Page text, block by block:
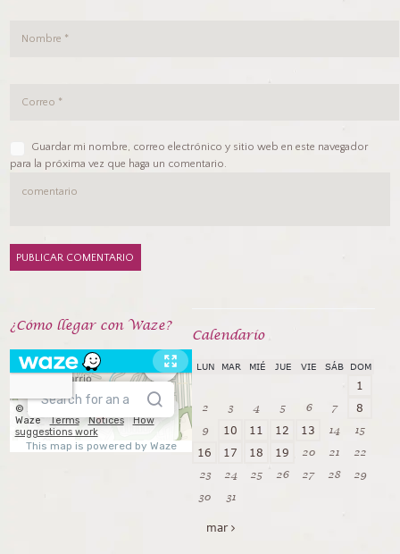
Guardar mi nombre, correo electrónico y sitio web en este navegador
para la próxima vez que haga un comentario.
¿Cómo llegar con Waze?
Calendarío
LUN MAR MIÉ JUE VIE SÁB DOM
1
2 3 4 5 6 7 8
9 10 11 12 13 14 15
16 17 18 19 20 21
22
23
24 25 26 27 28
29
30
31
mar